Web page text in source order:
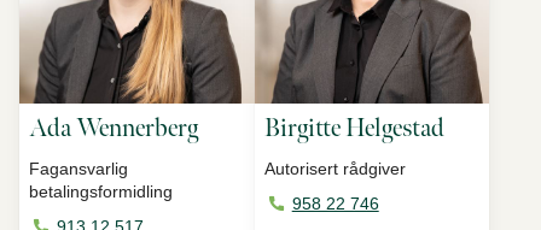
Ada Wennerberg
Fagansvarlig
betalingsformidling
Birgitte Helgestad
Autorisert rådgiver
958 22 746